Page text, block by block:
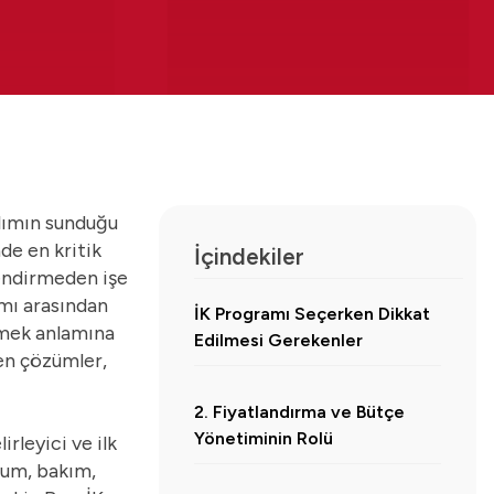
sunduğu
en kritik
işe
arasından
anlamına
çözümler,
ve ilk
bakım,
İçindekiler
İK Programı Seçerken Dikkat
Edilmesi Gerekenler
2. Fiyatlandırma ve Bütçe
Yönetiminin Rolü